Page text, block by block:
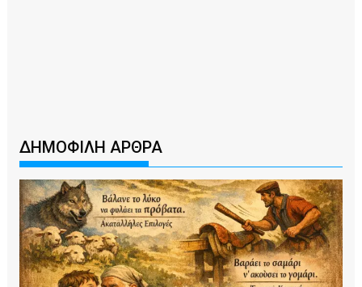
ΔΗΜΟΦΙΛΗ ΑΡΘΡΑ